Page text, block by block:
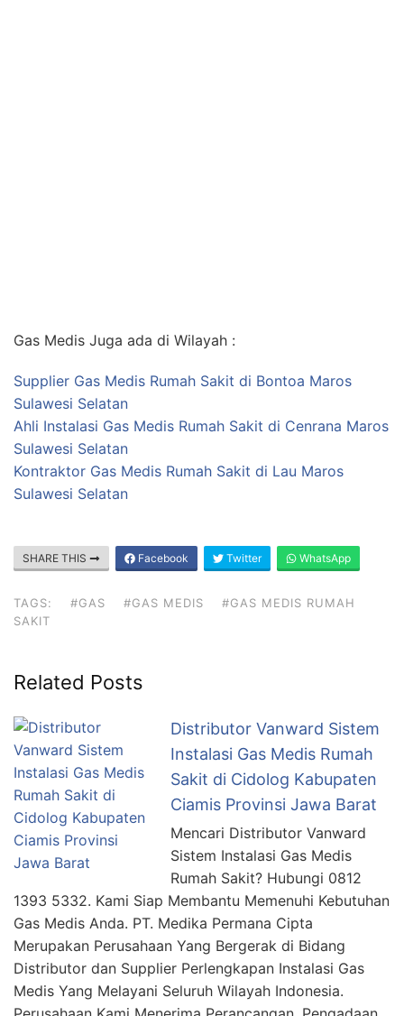
Gas Medis Juga ada di Wilayah :
Supplier Gas Medis Rumah Sakit di Bontoa Maros
Sulawesi Selatan
Ahli Instalasi Gas Medis Rumah Sakit di Cenrana Maros
Sulawesi Selatan
Kontraktor Gas Medis Rumah Sakit di Lau Maros
Sulawesi Selatan
SHARE THIS Facebook Twitter WhatsApp
TAGS: #GAS #GAS MEDIS
#GAS MEDIS RUMAH
SAKIT
Related Posts
Distributor Vanward Sistem
Instalasi Gas Medis Rumah
Sakit di Cidolog Kabupaten
Ciamis Provinsi Jawa Barat
Mencari Distributor Vanward
Sistem Instalasi Gas Medis
Rumah Sakit? Hubungi 0812
1393 5332. Kami Siap Membantu Memenuhi Kebutuhan
Gas Medis Anda. PT. Medika Permana Cipta
Merupakan Perusahaan Yang Bergerak di Bidang
Distributor dan Supplier Perlengkapan Instalasi Gas
Medis Yang Melayani Seluruh Wilayah Indonesia.